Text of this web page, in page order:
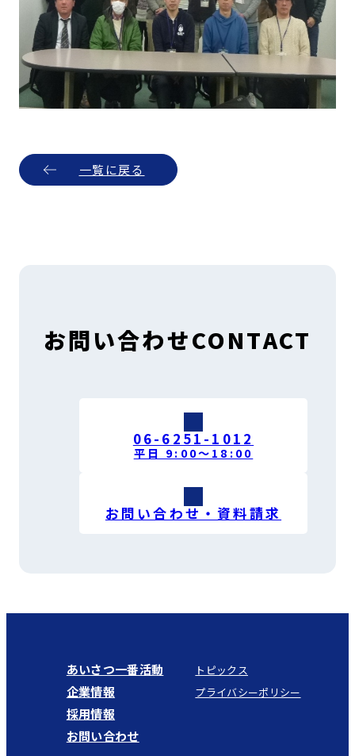
一覧に戻る
お問い合わせCONTACT
06-6251-1012
平日 9:00〜18:00
お問い合わせ・資料請求
あいさつ一番活動
企業情報
採用情報
お問い合わせ
トピックス
プライバシーポリシー